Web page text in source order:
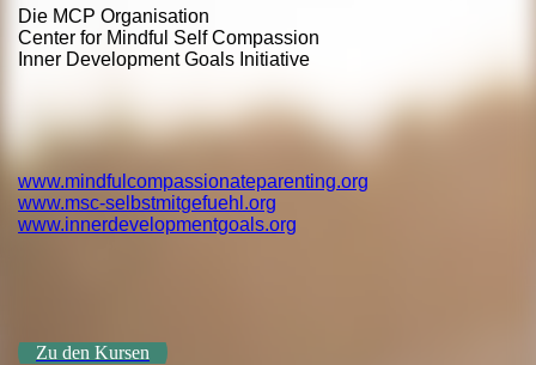
Die MCP Organisation
Center for Mindful Self Compassion
Inner Development Goals Initiative
www.mindfulcompassionateparenting.org
www.msc-selbstmitgefuehl.org
www.innerdevelopmentgoals.org
Zu den Kursen